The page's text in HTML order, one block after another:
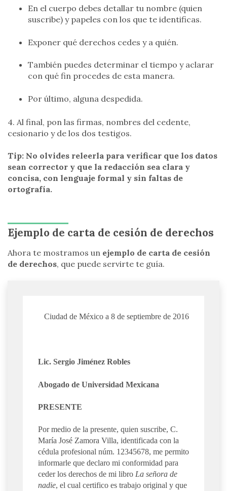
En el cuerpo debes detallar tu nombre (quien
suscribe) y papeles con los que te identificas.
Exponer qué derechos cedes y a quién.
También puedes determinar el tiempo y aclarar
con qué fin procedes de esta manera.
Por último, alguna despedida.
4. Al final, pon las firmas, nombres del cedente,
cesionario y de los dos testigos.
Tip: No olvides releerla para verificar que los datos
sean corrector y que la redacción sea clara y
concisa, con lenguaje formal y sin faltas de
ortografía.
Ejemplo de carta de cesión de derechos
Ahora te mostramos un ejemplo de carta de cesión
de derechos, que puede servirte te guía.
Ciudad de México a 8 de septiembre de 2016
Lic. Sergio Jiménez Robles
Abogado de Universidad Mexicana
PRESENTE
Por medio de la presente, quien suscribe, C.
María José Zamora Villa, identificada con la
cédula profesional núm. 12345678, me permito
informarle que declaro mi conformidad para
ceder los derechos de mi libro La señora de
nadie, el cual certifico es trabajo original y que